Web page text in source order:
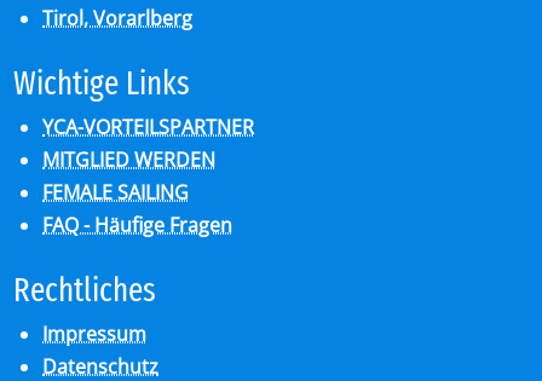
Tirol, Vorarlberg
Wich­ti­ge Links
YCA-VORTEILSPARTNER
MITGLIED WERDEN
FEMALE SAILING
FAQ - Häufige Fragen
Recht­li­ches
Impressum
Datenschutz